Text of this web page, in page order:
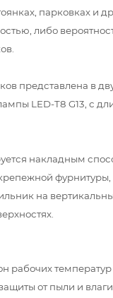
парковках и
либо
представлена в
LED-T8 G13, с
накладным
на
рабочих температур
от пыли и влаги